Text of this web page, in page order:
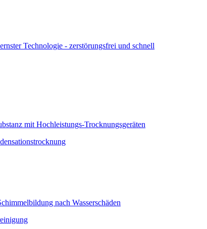
Technologie - zerstörungsfrei und schnell
mit Hochleistungs-Trocknungsgeräten
nach Wasserschäden